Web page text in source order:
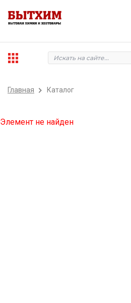
Главная Каталог
Элемент не найден